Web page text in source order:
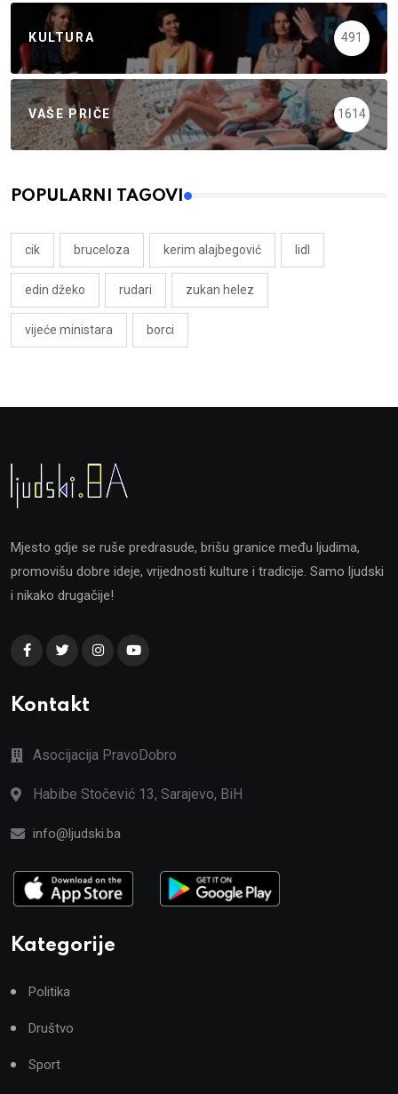
KULTURA 491
VAŠE PRIČE 1614
POPULARNI TAGOVI
cik bruceloza kerim alajbegović lidl
edin džeko rudari zukan helez
vijeće ministara borci
Mjesto gdje se ruše predrasude, brišu granice među ljudima,
promovišu dobre ideje, vrijednosti kulture i tradicije. Samo ljudski
i nikako drugačije!
Kontakt
Asocijacija PravoDobro
Habibe Stočević 13, Sarajevo, BiH
info@ljudski.ba
Kategorije
Politika
Društvo
Sport